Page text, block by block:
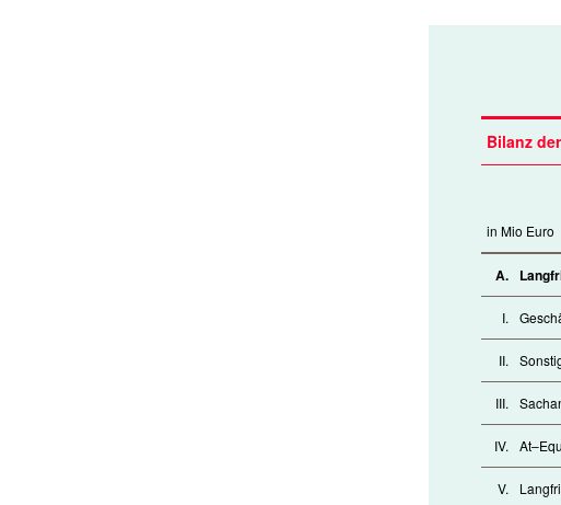
Bilanz
in Mio Euro
A.
I.
II.
III.
IV.
V.